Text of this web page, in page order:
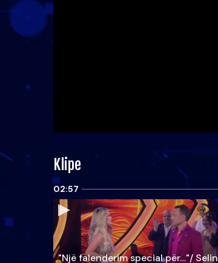
Klipe
02:57
"Një falenderim special për…"/ Selin